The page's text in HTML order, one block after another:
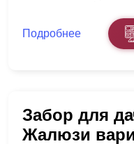
Подробнее
Забор для
Жалюзи